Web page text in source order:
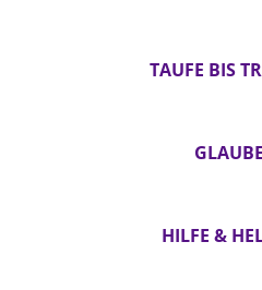
TAUFE BIS
GLAUBE
HILFE &